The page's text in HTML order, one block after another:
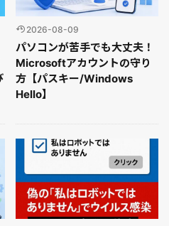
2026-08-09
パソコンが苦手でも大丈夫！
Microsoftアカウントの守り
方【パスキー/Windows
Hello】